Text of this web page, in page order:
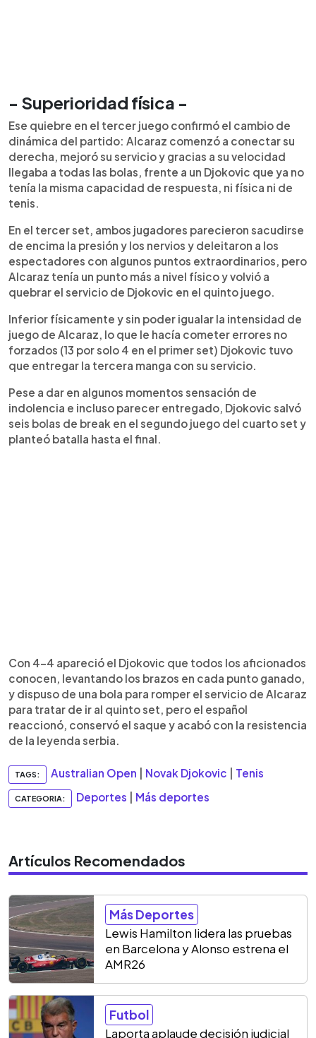
- Superioridad física -
Ese quiebre en el tercer juego confirmó el cambio de
dinámica del partido: Alcaraz comenzó a conectar su
derecha, mejoró su servicio y gracias a su velocidad
llegaba a todas las bolas, frente a un Djokovic que ya no
tenía la misma capacidad de respuesta, ni física ni de
tenis.
En el tercer set, ambos jugadores parecieron sacudirse
de encima la presión y los nervios y deleitaron a los
espectadores con algunos puntos extraordinarios, pero
Alcaraz tenía un punto más a nivel físico y volvió a
quebrar el servicio de Djokovic en el quinto juego.
Inferior físicamente y sin poder igualar la intensidad de
juego de Alcaraz, lo que le hacía cometer errores no
forzados (13 por solo 4 en el primer set) Djokovic tuvo
que entregar la tercera manga con su servicio.
Pese a dar en algunos momentos sensación de
indolencia e incluso parecer entregado, Djokovic salvó
seis bolas de break en el segundo juego del cuarto set y
planteó batalla hasta el final.
Con 4-4 apareció el Djokovic que todos los aficionados
conocen, levantando los brazos en cada punto ganado,
y dispuso de una bola para romper el servicio de Alcaraz
para tratar de ir al quinto set, pero el español
reaccionó, conservó el saque y acabó con la resistencia
de la leyenda serbia.
TAGS: Australian Open Novak Djokovic Tenis
CATEGORIA: Deportes Más deportes
Artículos Recomendados
Más Deportes
Lewis Hamilton lidera las pruebas
en Barcelona y Alonso estrena el
AMR26
Futbol
Laporta aplaude decisión judicial